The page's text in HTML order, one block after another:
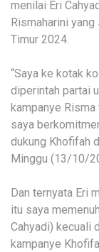
menilai Eri
Rismaharini
Timur 2024.
“Saya ke kotak
diperintah partai
kampanye
saya
dukung Khofifah
Minggu (13/10/
Dan ternyata Eri
itu saya
Cahyadi) kecuali
kampanye